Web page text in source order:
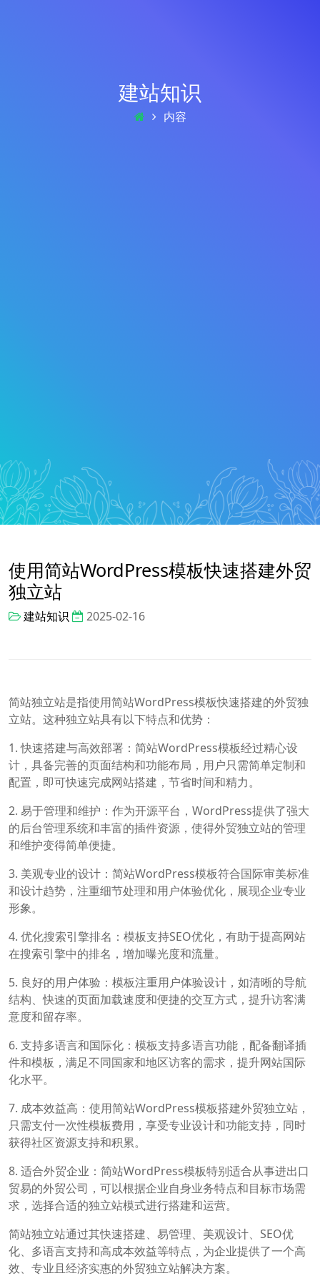
建站知识
内容
使用简站WordPress模板快速搭建外贸
独立站
建站知识 2025-02-16
简站独立站是指使用简站WordPress模板快速搭建的外贸独
立站。这种独立站具有以下特点和优势：
1. 快速搭建与高效部署：简站WordPress模板经过精心设
计，具备完善的页面结构和功能布局，用户只需简单定制和
配置，即可快速完成网站搭建，节省时间和精力。
2. 易于管理和维护：作为开源平台，WordPress提供了强大
的后台管理系统和丰富的插件资源，使得外贸独立站的管理
和维护变得简单便捷。
3. 美观专业的设计：简站WordPress模板符合国际审美标准
和设计趋势，注重细节处理和用户体验优化，展现企业专业
形象。
4. 优化搜索引擎排名：模板支持SEO优化，有助于提高网站
在搜索引擎中的排名，增加曝光度和流量。
5. 良好的用户体验：模板注重用户体验设计，如清晰的导航
结构、快速的页面加载速度和便捷的交互方式，提升访客满
意度和留存率。
6. 支持多语言和国际化：模板支持多语言功能，配备翻译插
件和模板，满足不同国家和地区访客的需求，提升网站国际
化水平。
7. 成本效益高：使用简站WordPress模板搭建外贸独立站，
只需支付一次性模板费用，享受专业设计和功能支持，同时
获得社区资源支持和积累。
8. 适合外贸企业：简站WordPress模板特别适合从事进出口
贸易的外贸公司，可以根据企业自身业务特点和目标市场需
求，选择合适的独立站模式进行搭建和运营。
简站独立站通过其快速搭建、易管理、美观设计、SEO优
化、多语言支持和高成本效益等特点，为企业提供了一个高
效、专业且经济实惠的外贸独立站解决方案。